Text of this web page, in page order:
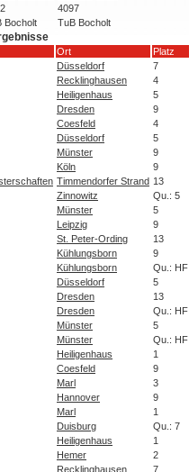
4097
Bocholt TuB Bocholt
Ort Platz
Düsseldorf 7
Recklinghausen 4
Heiligenhaus 5
Dresden 9
Coesfeld 4
Düsseldorf 5
Münster 9
Köln 9
Timmendorfer Strand 13
Zinnowitz Qu.: 5
Münster 5
Leipzig 9
St. Peter-Ording 13
Kühlungsborn 9
Kühlungsborn
Qu.: HF
Düsseldorf 5
Dresden 13
Dresden Qu.: HF
Münster 5
Münster Qu.: HF
Heiligenhaus 1
Coesfeld 9
Marl 3
Hannover 9
Marl 1
Duisburg Qu.: 7
Heiligenhaus 1
Hemer 2
Recklinghausen 7